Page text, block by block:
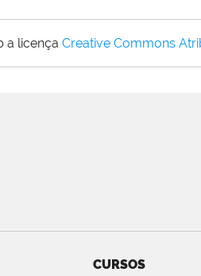
a licença Creative Commons
CURSOS